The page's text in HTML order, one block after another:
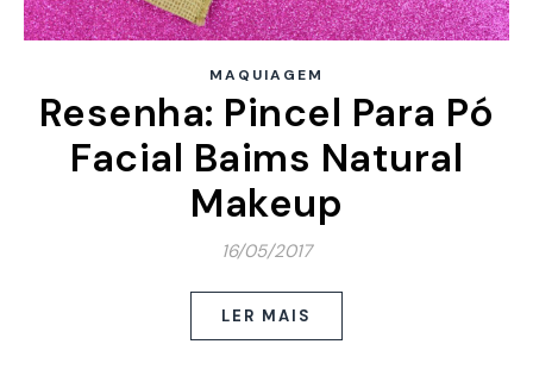
MAQUIAGEM
Resenha: Pincel Para Pó
Facial Baims Natural
Makeup
16/05/2017
LER MAIS